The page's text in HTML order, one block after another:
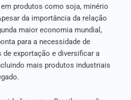
produtos como soja, minério
da importância da relação
maior economia mundial,
para a necessidade de
exportação e diversificar a
mais produtos industriais